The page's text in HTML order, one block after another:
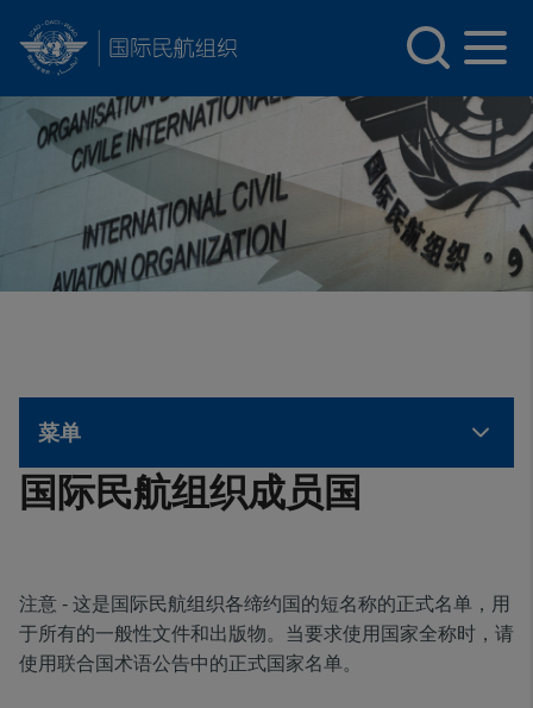
Skip to main content
菜单
国际民航组织成员国
注意 - 这是国际民航组织各缔约国的短名称的正式名单，用
于所有的一般性文件和出版物。当要求使用国家全称时，请
使用联合国术语公告中的正式国家名单。